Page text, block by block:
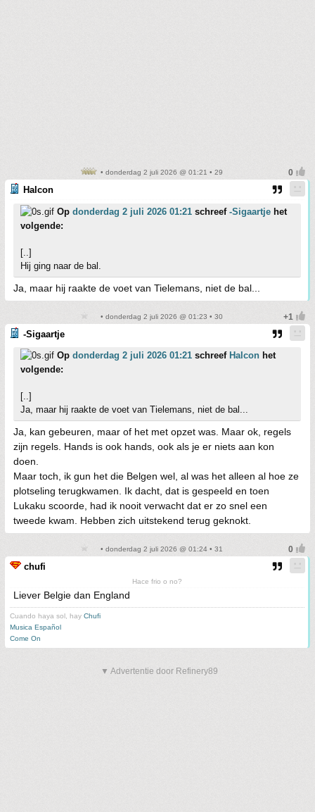
• donderdag 2 juli 2026 @ 01:21 • 29
Halcon
Op donderdag 2 juli 2026 01:21 schreef -Sigaartje het
volgende:
[..]
Hij ging naar de bal.
Ja, maar hij raakte de voet van Tielemans, niet de bal...
• donderdag 2 juli 2026 @ 01:23 • 30
-Sigaartje
Op donderdag 2 juli 2026 01:21 schreef Halcon het
volgende:
[..]
Ja, maar hij raakte de voet van Tielemans, niet de bal...
Ja, kan gebeuren, maar of het met opzet was. Maar ok, regels
zijn regels. Hands is ook hands, ook als je er niets aan kon
doen.
Maar toch, ik gun het die Belgen wel, al was het alleen al hoe ze
plotseling terugkwamen. Ik dacht, dat is gespeeld en toen
Lukaku scoorde, had ik nooit verwacht dat er zo snel een
tweede kwam. Hebben zich uitstekend terug geknokt.
• donderdag 2 juli 2026 @ 01:24 • 31
chufi
Hace frio o no?
Liever Belgie dan England
Cuando haya sol, hay Chufi
Musica Español
Come On
▼ Advertentie door Refinery89